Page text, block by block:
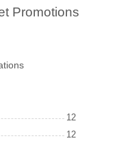
Promotions
12
12